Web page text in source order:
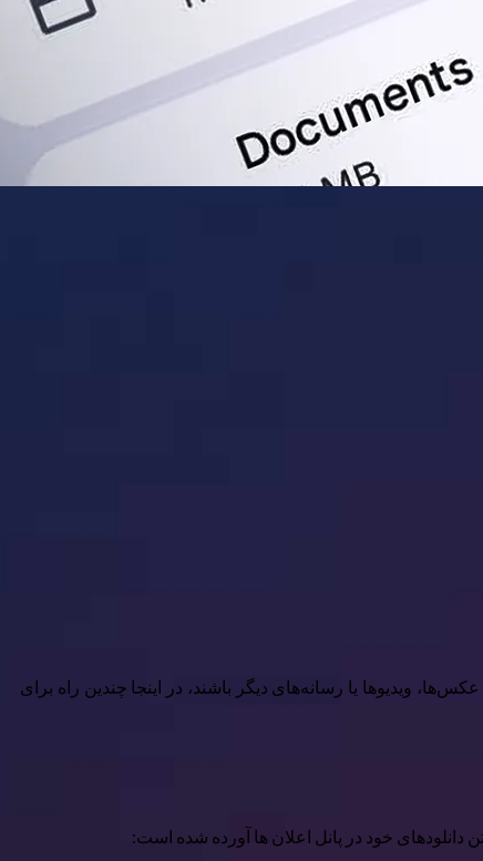
ویدیوها یا رسانه‌های دیگر باشند، در اینجا چندین راه برای